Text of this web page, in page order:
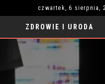
czwartek, 6 sierpnia,
ZDROWIE I URODA